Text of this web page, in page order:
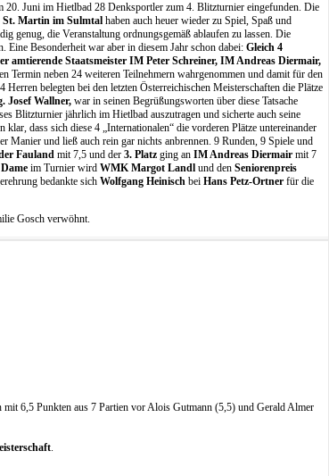
20. Juni im Hietlbad 28 Denksportler zum 4. Blitzturnier eingefunden. Die
St. Martin im Sulmtal haben auch heuer wieder zu Spiel, Spaß und
genug, die Veranstaltung ordnungsgemäß ablaufen zu lassen. Die
Eine Besonderheit war aber in diesem Jahr schon dabei: Gleich 4
amtierende Staatsmeister IM Peter Schreiner, IM Andreas Diermair,
Termin neben 24 weiteren Teilnehmern wahrgenommen und damit für den
belegten bei den letzten Österreichischen Meisterschaften die Plätze
Josef Wallner, war in seinen Begrüßungsworten über diese Tatsache
Blitzturnier jährlich im Hietlbad auszutragen und sicherte auch seine
dass sich diese 4 „Internationalen“ die vorderen Plätze untereinander
Manier und ließ auch rein gar nichts anbrennen. 9 Runden, 9 Spiele und
Fauland mit 7,5 und der 3. Platz ging an IM Andreas Diermair mit 7
im Turnier wird WMK Margot Landl und den Seniorenpreis
bedankte sich Wolfgang Heinisch bei Hans Petz-Ortner für die
Gosch verwöhnt.
6,5 Punkten aus 7 Partien vor Alois Gutmann (5,5) und Gerald Almer
.